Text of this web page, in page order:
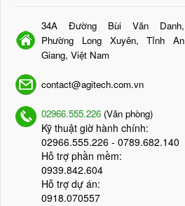
34A Đường Bùi Văn Danh,
Phường Long Xuyên, Tỉnh An
Giang, Việt Nam
contact@agitech.com.vn
02966.555.226 (Văn phòng)
Kỹ thuật giờ hành chính:
02966.555.226 - 0789.682.140
Hỗ trợ phần mềm:
0939.842.604
Hỗ trợ dự án:
0918.070557